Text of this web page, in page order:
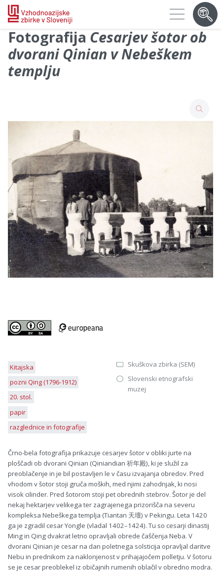
Fotografija Cesarjev šotor ob
dvorani Qinian v Nebeškem
templju
Kitajska
pozni Qing (1796-1912)
20. stol.
papir
razglednice in fotografije
Skuškova zbirka (SEM)
Slovenski etnografski
muzej
Črno-bela fotografija prikazuje cesarjev šotor v obliki jurte na
ploščadi ob dvorani Qinian (Qiniandian 祈年殿), ki je služil za
preoblačenje in je bil postavljen le v času izvajanja obredov. Pred
vhodom v šotor stoji gruča moških, med njimi zahodnjak, ki nosi
visok cilinder. Pred šotorom stoji pet obrednih stebrov. Šotor je del
nekaj hektarjev velikega ter zagrajenega prizorišča na severu
kompleksa Nebeškega templja (Tiantan 天壇) v Pekingu. Leta 1420
ga je zgradil cesar Yongle (vladal 1402–1424). Tu so cesarji dinastij
Ming in Qing dvakrat letno opravljali obrede čaščenja Neba. V
dvorani Qinian je cesar na dan poletnega solsticija opravljal daritve
Nebu in prednikom za naklonjenost v prihajajočem polletju. V šotoru
se je cesar preoblekel iz običajnih rumenih oblačil v obredno modra.